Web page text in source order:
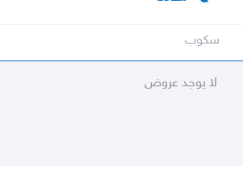
سكوب
لا يوجد عروض